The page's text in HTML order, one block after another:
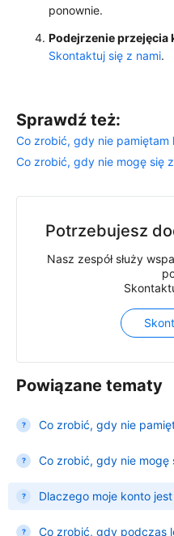
Powiązane tematy
Co zrobić, gdy nie
Co zrobić, gdy nie mogę
Dlaczego moje konto
Co zrobić, gdy podczas
ponownie.
Podejrzenie przejęcia
Skontaktuj się z nami.
Sprawdź też:
Co zrobić, gdy nie pamiętam
Co zrobić, gdy nie mogę się
Potrzebujesz
Nasz zespół służy